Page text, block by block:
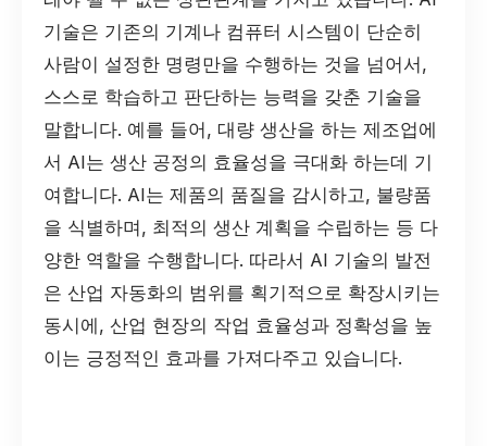
기술은 기존의 기계나 컴퓨터 시스템이 단순히
사람이 설정한 명령만을 수행하는 것을 넘어서,
스스로 학습하고 판단하는 능력을 갖춘 기술을
말합니다. 예를 들어, 대량 생산을 하는 제조업에
서 AI는 생산 공정의 효율성을 극대화 하는데 기
여합니다. AI는 제품의 품질을 감시하고, 불량품
을 식별하며, 최적의 생산 계획을 수립하는 등 다
양한 역할을 수행합니다. 따라서 AI 기술의 발전
은 산업 자동화의 범위를 획기적으로 확장시키는
동시에, 산업 현장의 작업 효율성과 정확성을 높
이는 긍정적인 효과를 가져다주고 있습니다.